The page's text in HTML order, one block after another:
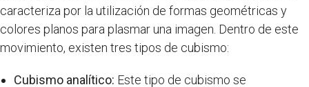
caracteriza por la utilización de formas geométricas y
colores planos para plasmar una imagen. Dentro de este
movimiento, existen tres tipos de cubismo:
Cubismo analítico: Este tipo de cubismo se